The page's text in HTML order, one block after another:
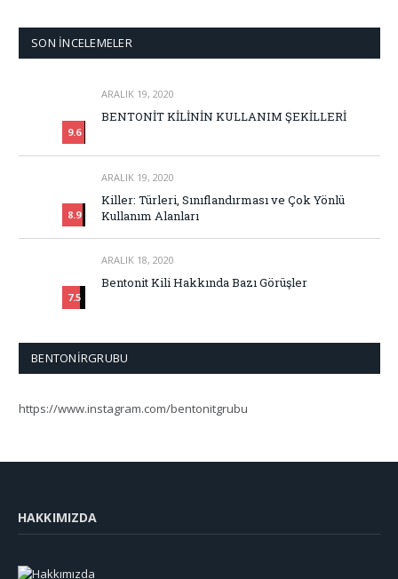
SON İNCELEMELER
9.6
ARALIK 19, 2020
BENTONİT KİLİNİN KULLANIM ŞEKİLLERİ
8.9
ARALIK 19, 2020
Killer: Türleri, Sınıflandırması ve Çok Yönlü
Kullanım Alanları
7.5
ARALIK 18, 2020
Bentonit Kili Hakkında Bazı Görüşler
BENTONIRGRUBU
https://www.instagram.com/bentonitgrubu
HAKKIMIZDA